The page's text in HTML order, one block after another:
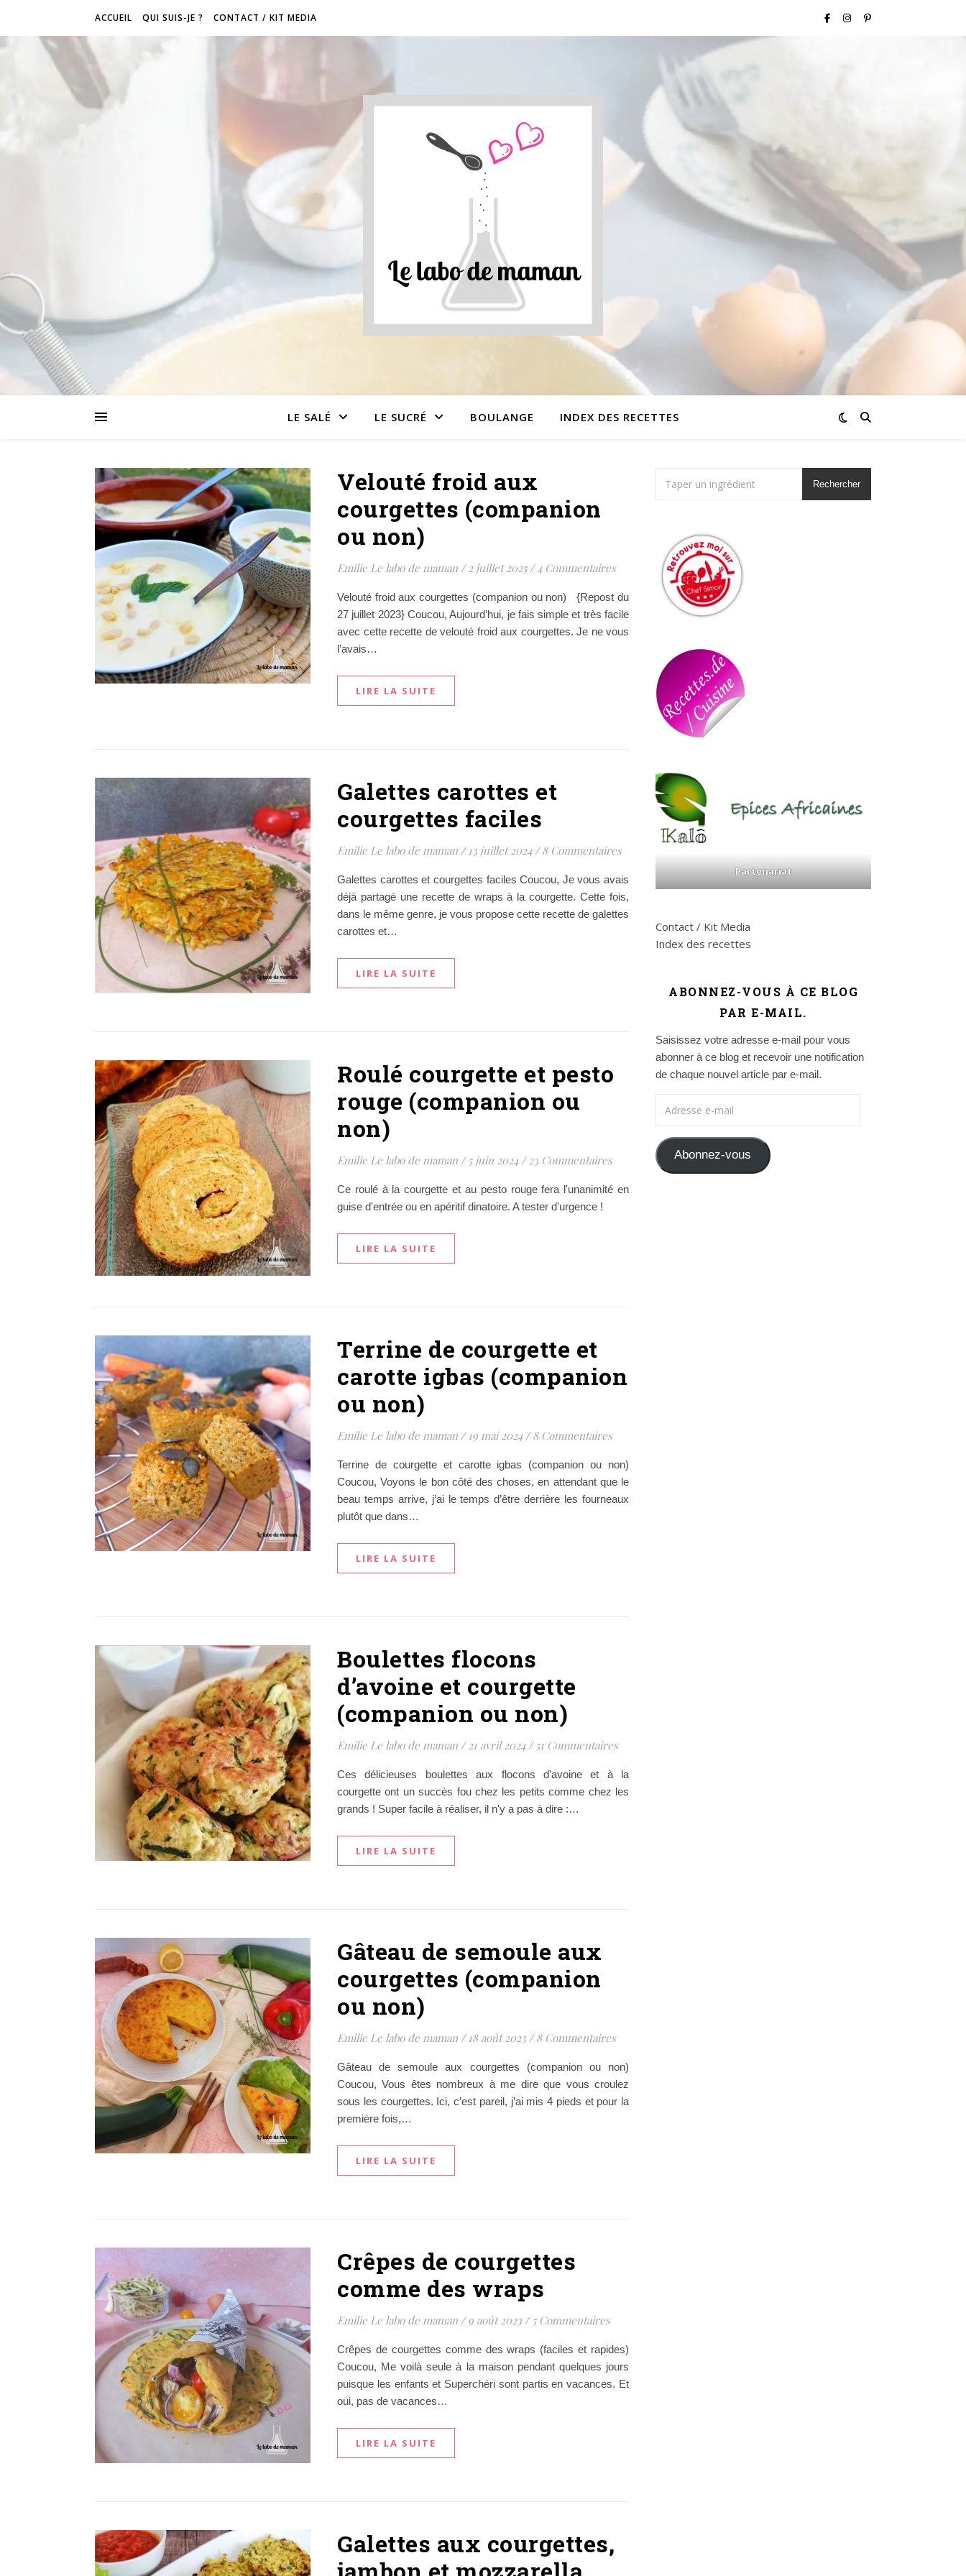
ACCUEIL QUI SUIS-JE ? CONTACT / KIT MEDIA
LE SALÉ LE SUCRÉ BOULANGE INDEX DES RECETTES
Velouté froid aux
courgettes (companion
ou non)
Emilie Le labo de maman / 2 juillet 2025 / 4 Commentaires
Velouté froid aux courgettes (companion ou non) {Repost du
27 juillet 2023} Coucou, Aujourd’hui, je fais simple et très facile
avec cette recette de velouté froid aux courgettes. Je ne vous
l’avais…
LIRE LA SUITE
Galettes carottes et
courgettes faciles
Emilie Le labo de maman / 13 juillet 2024 / 8 Commentaires
Galettes carottes et courgettes faciles Coucou, Je vous avais
déjà partagé une recette de wraps à la courgette. Cette fois,
dans le même genre, je vous propose cette recette de galettes
carottes et…
LIRE LA SUITE
Roulé courgette et pesto
rouge (companion ou
non)
Emilie Le labo de maman / 5 juin 2024 / 23 Commentaires
Ce roulé à la courgette et au pesto rouge fera l'unanimité en
guise d'entrée ou en apéritif dinatoire. A tester d'urgence !
LIRE LA SUITE
Terrine de courgette et
carotte igbas (companion
ou non)
Emilie Le labo de maman / 19 mai 2024 / 8 Commentaires
Terrine de courgette et carotte igbas (companion ou non)
Coucou, Voyons le bon côté des choses, en attendant que le
beau temps arrive, j’ai le temps d’être derrière les fourneaux
plutôt que dans…
LIRE LA SUITE
Boulettes flocons
d’avoine et courgette
(companion ou non)
Emilie Le labo de maman / 21 avril 2024 / 51 Commentaires
Ces délicieuses boulettes aux flocons d'avoine et à la
courgette ont un succès fou chez les petits comme chez les
grands ! Super facile à réaliser, il n'y a pas à dire :…
LIRE LA SUITE
Gâteau de semoule aux
courgettes (companion
ou non)
Emilie Le labo de maman / 18 août 2023 / 8 Commentaires
Gâteau de semoule aux courgettes (companion ou non)
Coucou, Vous êtes nombreux à me dire que vous croulez
sous les courgettes. Ici, c’est pareil, j’ai mis 4 pieds et pour la
première fois,…
LIRE LA SUITE
Crêpes de courgettes
comme des wraps
Emilie Le labo de maman / 9 août 2023 / 5 Commentaires
Crêpes de courgettes comme des wraps (faciles et rapides)
Coucou, Me voilà seule à la maison pendant quelques jours
puisque les enfants et Superchéri sont partis en vacances. Et
oui, pas de vacances…
LIRE LA SUITE
Galettes aux courgettes,
Rechercher
Partenariat
Contact / Kit Media
Index des recettes
ABONNEZ-VOUS À CE BLOG
PAR E-MAIL.
Saisissez votre adresse e-mail pour vous
abonner à ce blog et recevoir une notification
de chaque nouvel article par e-mail.
Abonnez-vous